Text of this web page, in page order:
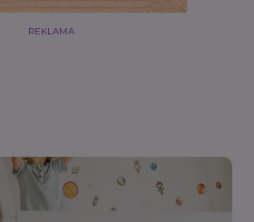
REKLAMA